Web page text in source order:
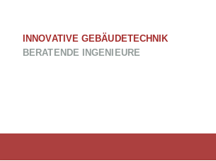
INNOVATIVE GEBÄUDETECHNIK
BERATENDE INGENIEURE